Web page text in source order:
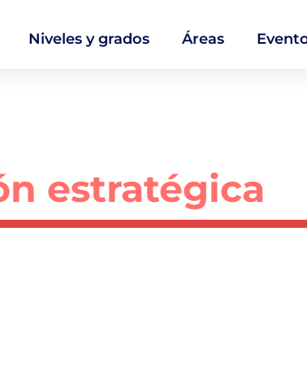
Niveles y grados Áreas
estratégica